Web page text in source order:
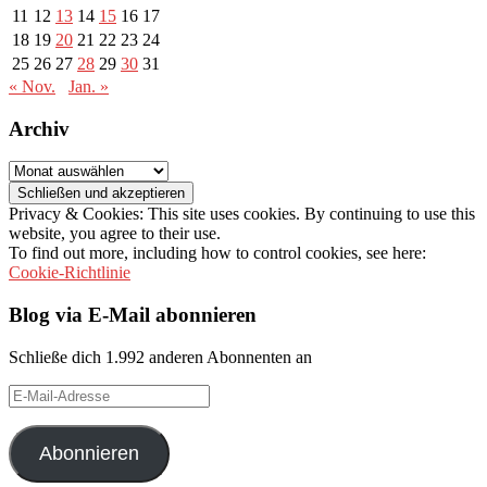
11 12 13 14 15 16 17
18 19 20 21 22 23 24
25 26 27 28 29 30 31
« Nov.
Jan. »
Archiv
Archiv
Privacy & Cookies: This site uses cookies. By continuing to use this
website, you agree to their use.
To find out more, including how to control cookies, see here:
Cookie-Richtlinie
Blog via E-Mail abonnieren
Schließe dich 1.992 anderen Abonnenten an
E-
Mail-
Adresse
Abonnieren